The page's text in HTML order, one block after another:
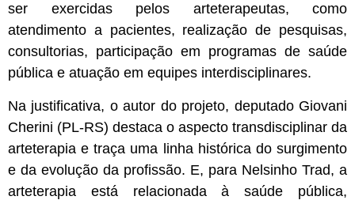
ser exercidas pelos arteterapeutas, como
atendimento a pacientes, realização de pesquisas,
consultorias, participação em programas de saúde
pública e atuação em equipes interdisciplinares.
Na justificativa, o autor do projeto, deputado Giovani
Cherini (PL-RS) destaca o aspecto transdisciplinar da
arteterapia e traça uma linha histórica do surgimento
e da evolução da profissão. E, para Nelsinho Trad, a
arteterapia está relacionada à saúde pública,